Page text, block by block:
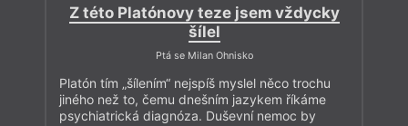
Z této Platónovy teze jsem vždycky
šílel
Ptá se Milan Ohnisko
Platón tím „šílením“ nejspíš myslel něco trochu
jiného než to, čemu dnešním jazykem říkáme
psychiatrická diagnóza. Duševní nemoc by